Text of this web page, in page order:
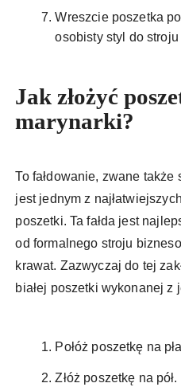
Wreszcie poszetka
osobisty styl do
Jak złożyć
marynarki?
To fałdowanie, zwane także
jest jednym z
poszetki. Ta fałda jest
od formalnego stroju
krawat. Zazwyczaj do tej
białej poszetki wykonanej z
Połóż poszetkę na
Złóż poszetkę na pół.